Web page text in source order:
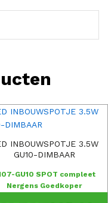
INBOUWSPOTJE 3.5W
GU10-DIMBAAR
GU10 SPOT compleet
Nergens Goedkoper